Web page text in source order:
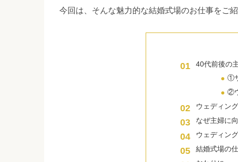
今回は、そんな魅力的な結婚式場のお仕事をご紹
40代前後の
①
②
ウェディン
なぜ主婦に
ウェディン
結婚式場の